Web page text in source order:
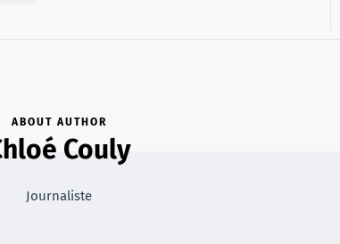
ABOUT AUTHOR
Couly
Journaliste